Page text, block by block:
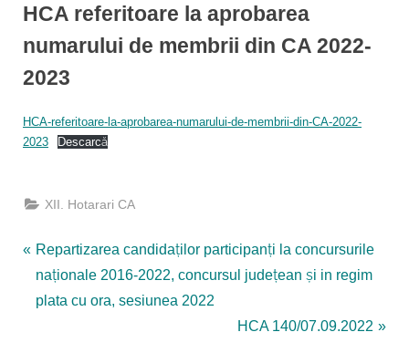
HCA referitoare la aprobarea
numarului de membrii din CA 2022-
2023
Posted
on
09/09/2022
By
Virtineanu
HCA-referitoare-la-aprobarea-numarului-de-membrii-din-CA-2022-
2023
Descarcă
XII. Hotarari CA
Navigare
în
P
r
e
Repartizarea candidaților participanți la concursurile
naționale 2016-2022, concursul județean și in regim
plata cu ora, sesiunea 2022
N
HCA 140/07.09.2022